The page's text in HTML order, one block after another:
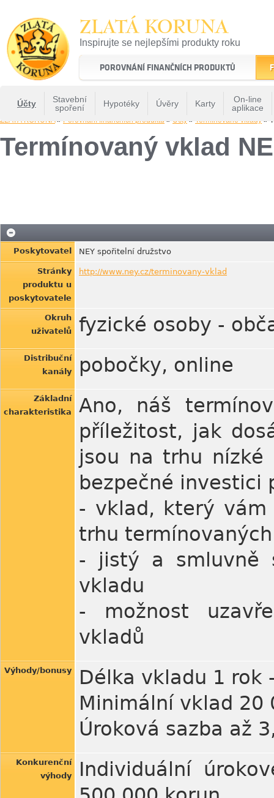
ZLATÁ KORUNA
Inspirujte se nejlepšími produkty roku
22 let tradice a kvality na finančním trhu
POROVNÁNÍ FINANČNÍCH PRODUKTŮ
Účty
Stavební
spoření
Hypotéky Úvěry Karty
On-line
aplikace
ZLATÁ KORUNA» Porovnání finančních produktů » Účty » Termínované vklady »
Termínovaný vklad
Poskytovatel NEY spořitelní družstvo
Stránky
produktu u
poskytovatele
http://www.ney.cz/terminovany-vklad
Okruh
uživatelů
fyzické osoby -
Distribuční
kanály
pobočky, online
Základní
charakteristika
Ano, náš
příležitost, jak
jsou na trhu nízké
bezpečné investici
- vklad, který vám
trhu
- jistý a smluvně
vkladu
- možnost
vkladů
Výhody/bonusy
Délka vkladu 1 rok
Minimální vklad 20
Úroková sazba až
Konkurenční
výhody
Individuální